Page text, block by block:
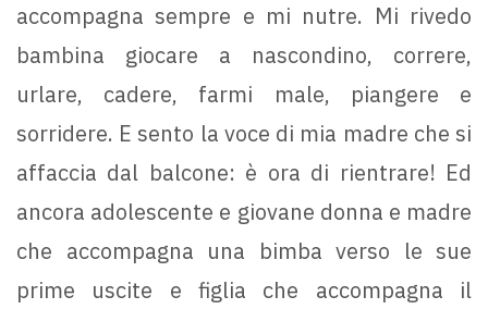
accompagna sempre e mi nutre. Mi rivedo
bambina giocare a nascondino, correre,
urlare, cadere, farmi male, piangere e
sorridere. E sento la voce di mia madre che si
affaccia dal balcone: è ora di rientrare! Ed
ancora adolescente e giovane donna e madre
che accompagna una bimba verso le sue
prime uscite e figlia che accompagna il